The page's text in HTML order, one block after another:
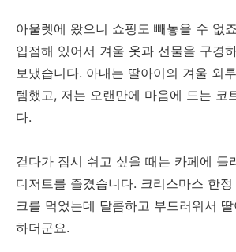
아울렛에 왔으니 쇼핑도 빼놓을 수 없
입점해 있어서 겨울 옷과 선물을 구경
보냈습니다. 아내는 딸아이의 겨울 외
템했고, 저는 오랜만에 마음에 드는 코
다.
걷다가 잠시 쉬고 싶을 때는 카페에 들
디저트를 즐겼습니다. 크리스마스 한
크를 먹었는데 달콤하고 부드러워서
하더군요.